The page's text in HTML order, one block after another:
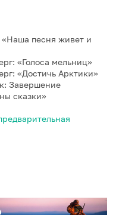
«Наша песня живет и
«Голоса мельниц»
«Достичь Арктики»
Завершение
сказки»